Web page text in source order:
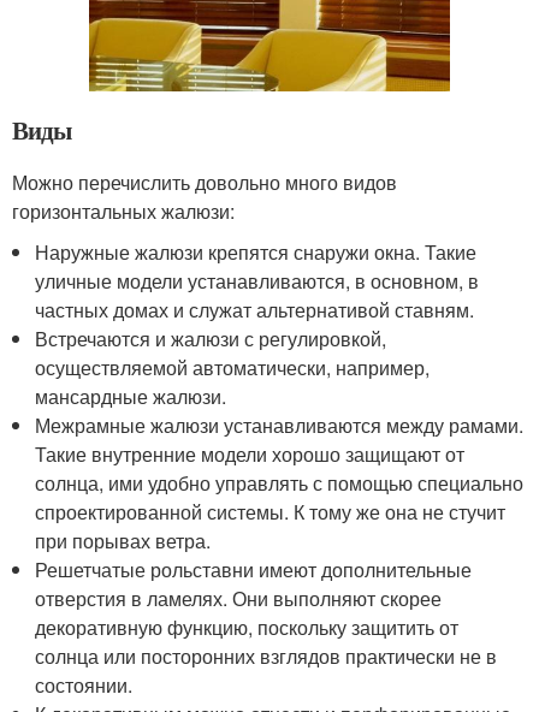
Виды
Можно перечислить довольно много видов
горизонтальных жалюзи:
Наружные жалюзи крепятся снаружи окна. Такие
уличные модели устанавливаются, в основном, в
частных домах и служат альтернативой ставням.
Встречаются и жалюзи с регулировкой,
осуществляемой автоматически, например,
мансардные жалюзи.
Межрамные жалюзи устанавливаются между рамами.
Такие внутренние модели хорошо защищают от
солнца, ими удобно управлять с помощью специально
спроектированной системы. К тому же она не стучит
при порывах ветра.
Решетчатые рольставни имеют дополнительные
отверстия в ламелях. Они выполняют скорее
декоративную функцию, поскольку защитить от
солнца или посторонних взглядов практически не в
состоянии.